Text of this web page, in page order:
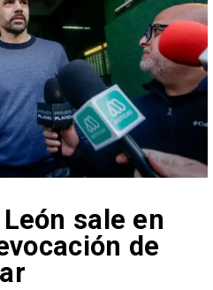
sale en
de